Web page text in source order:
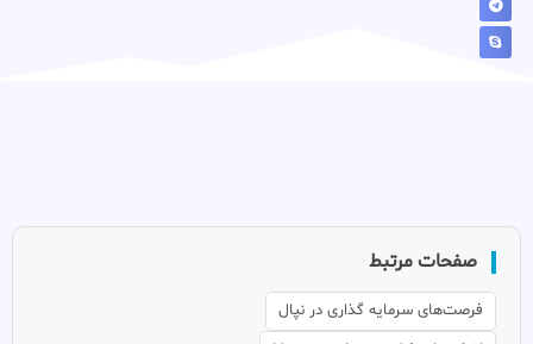
صفحات مرتبط
فرصت‌های سرمایه گذاری در نپال